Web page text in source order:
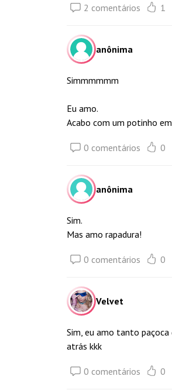
2 comentários 1
anônima
Simmmmmm
Eu amo.
Acabo com um potinho
0 comentários 0
anônima
Sim.
Mas amo rapadura!
0 comentários 0
Velvet
Sim, eu amo tanto
atrás kkk
0 comentários 0